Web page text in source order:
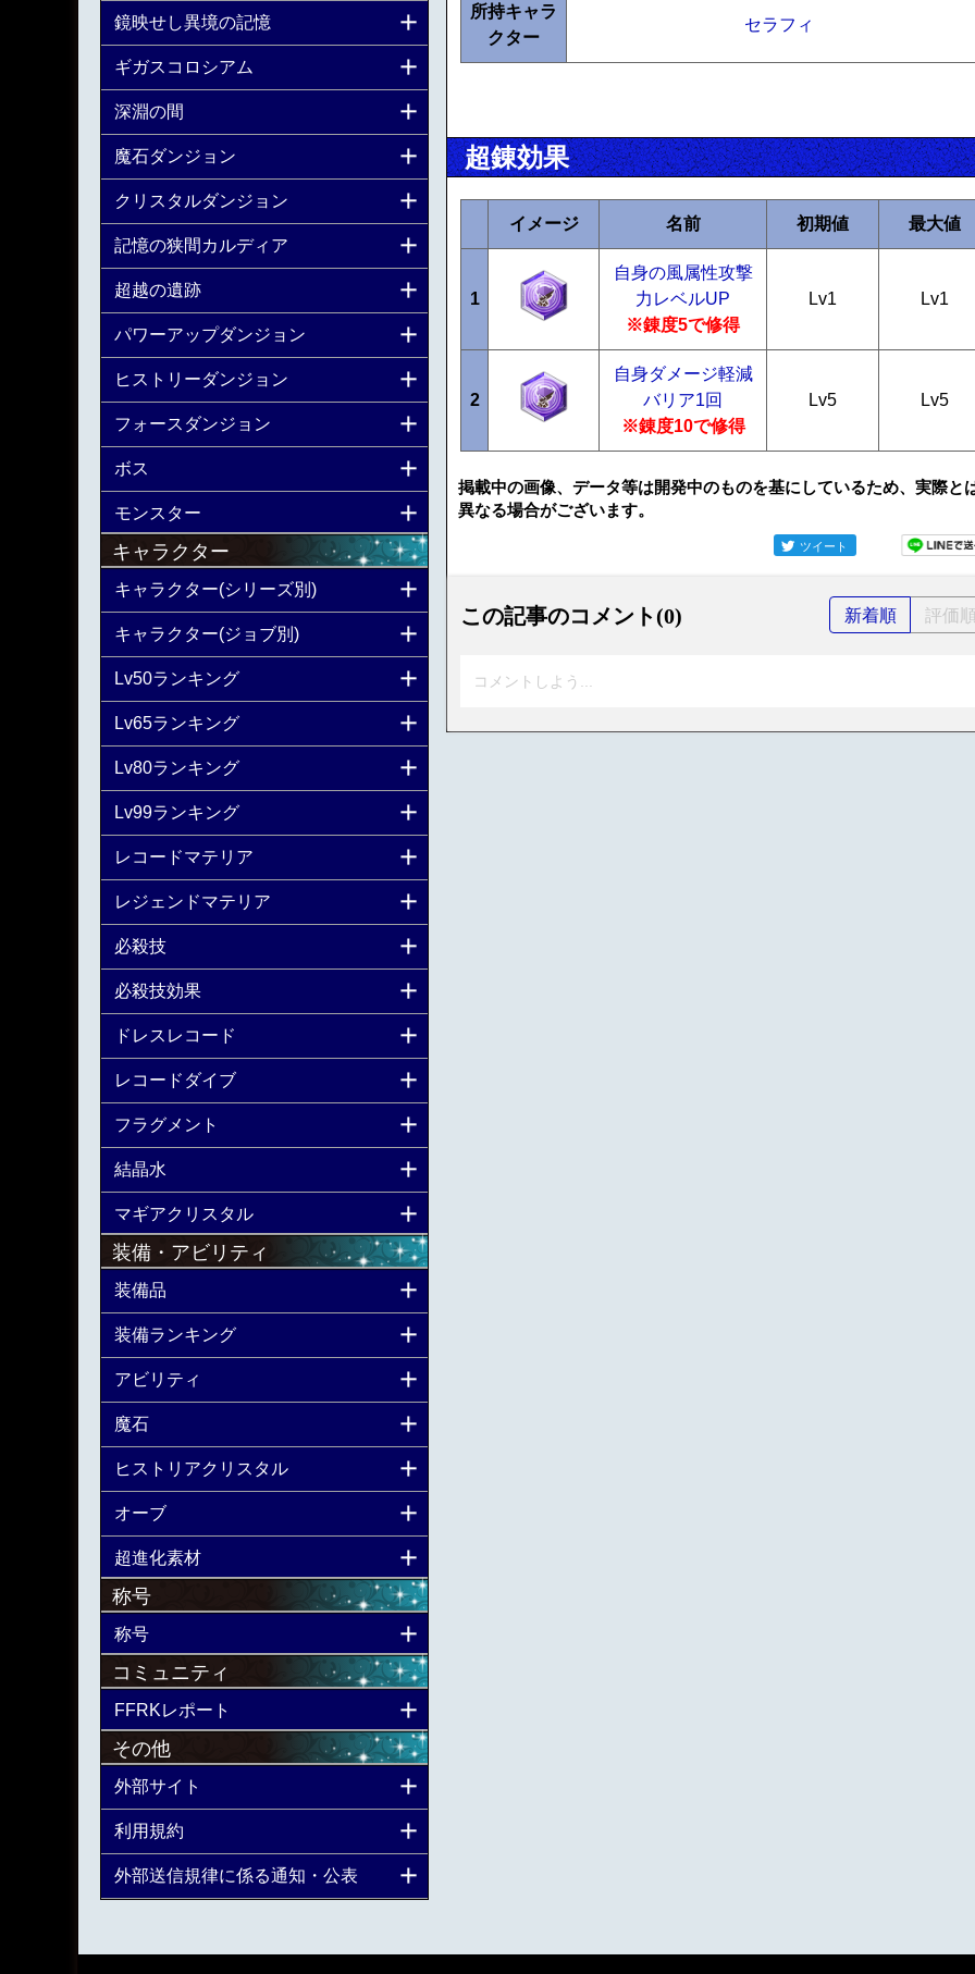
所持キャラ
クター
セラフィ
超錬効果
イメージ 名前 初期値 最大値
1
自身の風属性攻撃
力レベルUP
※錬度5で修得
Lv1 Lv1
2
自身ダメージ軽減
バリア1回
※錬度10で修得
Lv5 Lv5
掲載中の画像、データ等は開発中のものを基にしているため、実際と
異なる場合がございます。
ツイート
この記事のコメント(0) 新着順 評価
コメントしよう...
鏡映せし異境の記憶
ギガスコロシアム
深淵の間
魔石ダンジョン
クリスタルダンジョン
記憶の狭間カルディア
超越の遺跡
パワーアップダンジョン
ヒストリーダンジョン
フォースダンジョン
ボス
モンスター
キャラクター
キャラクター(シリーズ別)
キャラクター(ジョブ別)
Lv50ランキング
Lv65ランキング
Lv80ランキング
Lv99ランキング
レコードマテリア
レジェンドマテリア
必殺技
必殺技効果
ドレスレコード
レコードダイブ
フラグメント
結晶水
マギアクリスタル
装備・アビリティ
装備品
装備ランキング
アビリティ
魔石
ヒストリアクリスタル
オーブ
超進化素材
称号
称号
コミュニティ
FFRKレポート
その他
外部サイト
利用規約
外部送信規律に係る通知・公表